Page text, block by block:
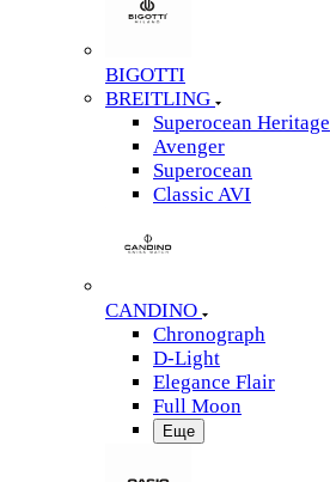
BIGOTTI
BREITLING
Superocean Heritage
Avenger
Superocean
Classic AVI
CANDINO
Chronograph
D-Light
Elegance Flair
Full Moon
Еще